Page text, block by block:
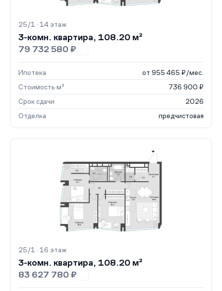
25/1 · 14 этаж
3-комн. квартира, 108.20 м²
79 732 580 ₽
Ипотека
от 955 465 ₽/мес.
Стоимость м²
736 900 ₽
Срок сдачи
2026
Отделка
предчистовая
25/1 · 16 этаж
3-комн. квартира, 108.20 м²
83 627 780 ₽